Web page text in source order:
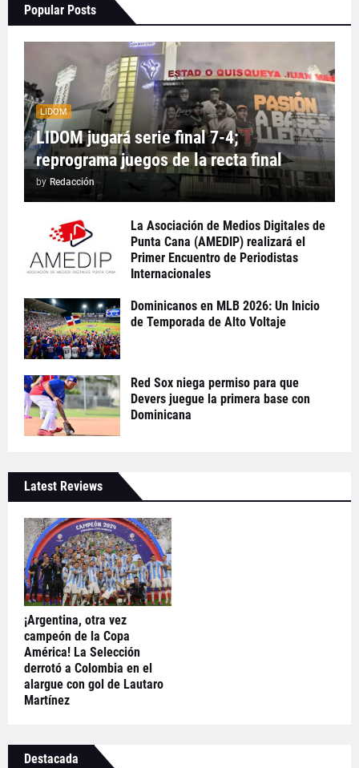
Popular Posts
LIDOM
LIDOM jugará serie final 7-4;
reprograma juegos de la recta final
by Redacción
La Asociación de Medios Digitales de
Punta Cana (AMEDIP) realizará el
Primer Encuentro de Periodistas
Internacionales
Dominicanos en MLB 2026: Un Inicio
de Temporada de Alto Voltaje
Red Sox niega permiso para que
Devers juegue la primera base con
Dominicana
Latest Reviews
¡Argentina, otra vez
campeón de la Copa
América! La Selección
derrotó a Colombia en el
alargue con gol de Lautaro
Martínez
Destacada